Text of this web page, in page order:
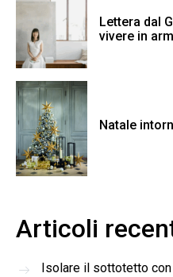
Lettera dal
vivere in
Natale
Articoli
Isolare il sottotetto